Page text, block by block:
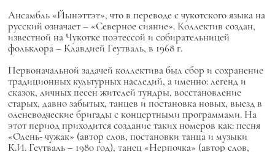
Ансамбль «Йынэттэт», что в переводе с чукотского языка на
русский означает – «Северное сияние». Коллектив создан,
известной на Чукотке поэтессой и собирательницей
фольклора – Клавдией Геутваль, в 1968 г.
Первоначальной задачей коллектива был сбор и сохранение
традиционных культурных наследий, а именно: легенд и
сказок, личных песен жителей тундры, восстановление
старых, давно забытых, танцев и постановка новых, выезд в
оленеводческие бригады с концертными программами. На
этот период приходится создание таких номеров как: песня
«Олень- чужак» (автор слов, постановки танца и музыки
К.И. Геутваль – 1980 год), танец «Нерпочка» (автор слов,